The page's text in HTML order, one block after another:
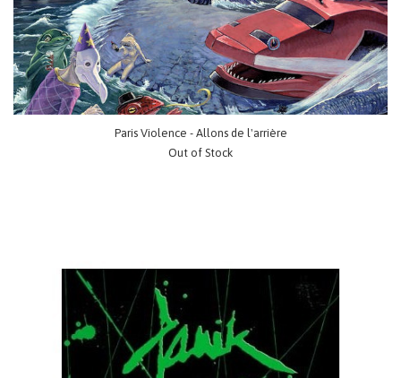
Paris Violence - Allons de l'arrière
Out of Stock